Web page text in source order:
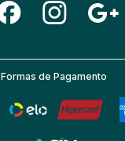
Formas de Pagamento